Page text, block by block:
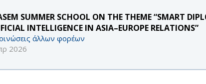
SUMMER SCHOOL ON THE THEME “SMART
INTELLIGENCE IN ASIA–EUROPE RELATIONS”
άλλων φορέων
2026